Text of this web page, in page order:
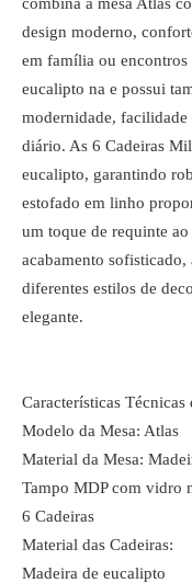
design moderno,
em família ou encontros
eucalipto na e possui
modernidade, facilidade
diário. As 6 Cadeiras
eucalipto, garantindo
estofado em linho
um toque de requinte
acabamento sofisticado,
diferentes estilos de
elegante.
Características
Modelo da Mesa: Atlas
Material da Mesa:
Tampo MDP com vidro
6 Cadeiras
Material das Cadeiras:
Madeira de eucalipto